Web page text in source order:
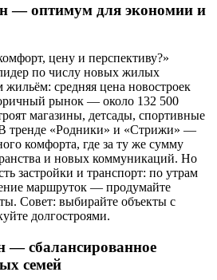
— оптимум для экономии и
цену и перспективу?»
по числу новых жилых
средняя цена новостроек
рынок — около 132 500
магазины, детсады, спортивные
тренде «Родники» и «Стрижи» —
комфорта, где за ту же сумму
и новых коммуникаций. Но
застройки и транспорт: по утрам
маршруток — продумайте
Совет: выбирайте объекты с
долгостроями.
— сбалансированное
семей